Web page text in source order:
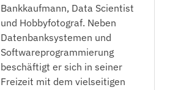
Bankkaufmann, Data Scientist
und Hobbyfotograf. Neben
Datenbanksystemen und
Softwareprogrammierung
beschäftigt er sich in seiner
Freizeit mit dem vielseitigen